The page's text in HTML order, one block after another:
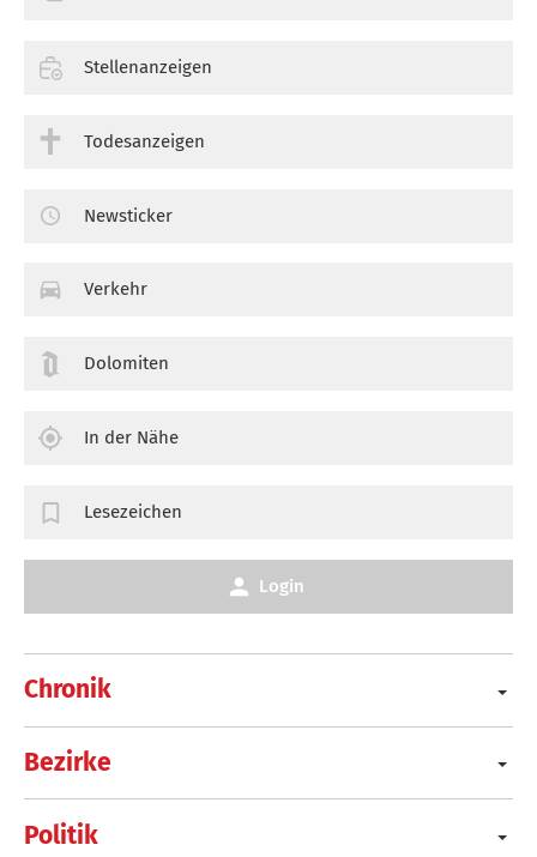
Chronik
Bezirke
Politik
Stellenanzeigen
Todesanzeigen
Newsticker
Verkehr
Dolomiten
In der Nähe
Lesezeichen
Login